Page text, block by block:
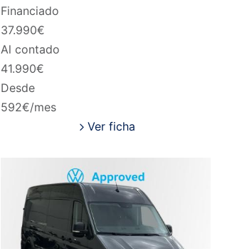
Financiado
37.990€
Al contado
41.990€
Desde
592€/mes
Ver ficha